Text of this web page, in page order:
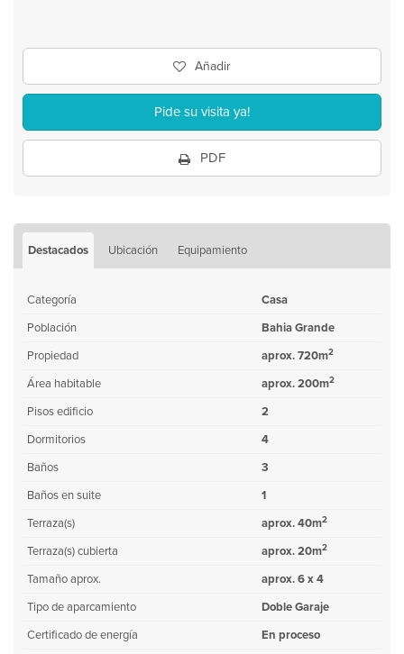
Añadir
Pide su visita ya!
PDF
Destacados Ubicación Equipamiento
Categoría
Casa
Población
Bahia Grande
Propiedad
aprox. 720m2
Área habitable aprox. 200m2
Pisos edificio
2
Dormitorios
4
Baños
3
Baños en suite
1
Terraza(s)
aprox. 40m2
Terraza(s) cubierta aprox. 20m2
Tamaño aprox.
aprox. 6 x 4
Tipo de aparcamiento
Doble Garaje
Certificado de energía
En proceso